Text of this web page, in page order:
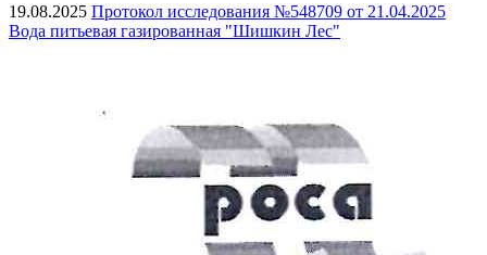
19.08.2025 Протокол исследования №548709 от 21.04.2025
Вода питьевая газированная "Шишкин Лес"